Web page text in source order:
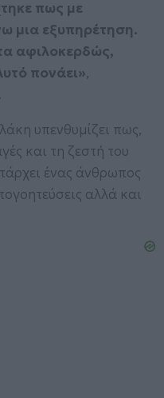
πως με
μια εξυπηρέτηση.
αφιλοκερδώς,
πονάει»,
υπενθυμίζει πως,
και τη ζεστή του
ένας άνθρωπος
αλλά και